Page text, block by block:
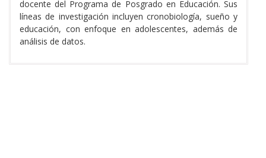
docente del Programa de Posgrado en Educación. Sus
líneas de investigación incluyen cronobiología, sueño y
educación, con enfoque en adolescentes, además de
análisis de datos.